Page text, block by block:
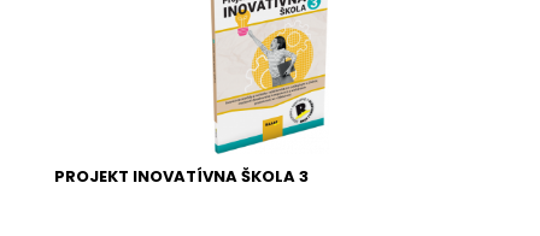
PROJEKT INOVATÍVNA ŠKOLA 3